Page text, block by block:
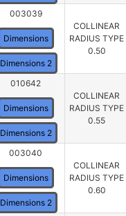
003039
Dimensions
Dimensions 2
COLLINEAR
RADIUS TYPE
0.50
010642
Dimensions
Dimensions 2
COLLINEAR
RADIUS TYPE
0.55
003040
Dimensions
Dimensions 2
COLLINEAR
RADIUS TYPE
0.60